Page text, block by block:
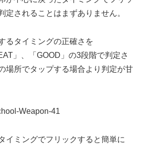
定されることはまずありません。
るタイミングの正確さを
」、「GOOD」の3段階で判定さ
場所でタップする場合より判定が甘
イミングでフリックすると簡単に